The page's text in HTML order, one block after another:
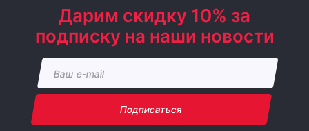
Дарим скидку 10% за
подписку на наши новости
Подписаться